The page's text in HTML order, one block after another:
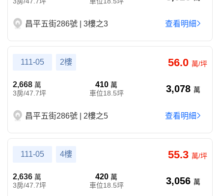
昌平五街286號 | 3樓之3 查看明細
111-05 2樓 56.0 萬/坪
2,668 萬
3房/47.7坪
410萬
車位18.5坪
3,078 萬
昌平五街286號 | 2樓之5 查看明細
111-05 4樓 55.3 萬/坪
2,636 萬
3房/47.7坪
420萬
車位18.5坪
3,056 萬